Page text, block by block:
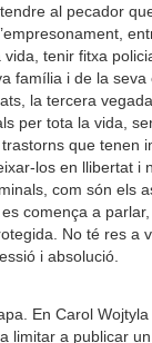
al pecador
tenir fitxa
família i de la seva
la tercera
per tota la vida,
que tenen
los en llibertat i
com són els
comença a
No té res a
i absolució.
En Carol
limitar a publicar